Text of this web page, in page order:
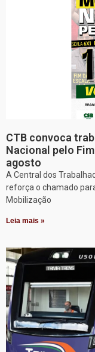
CTB convoca
Nacional pelo
agosto
A Central dos
reforça o chamado
Mobilização
Leia mais »